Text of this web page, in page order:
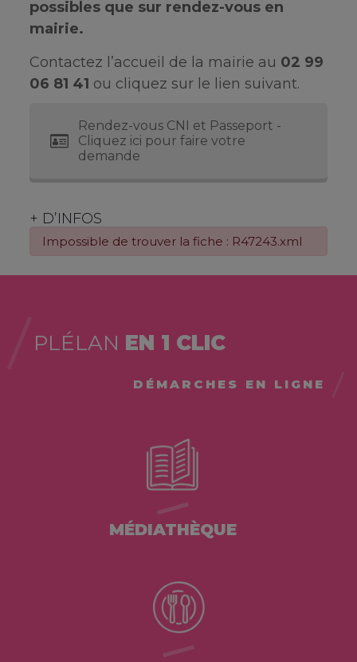
possibles que sur rendez-vous en
mairie.
Contactez l’accueil de la mairie au 02 99
06 81 41 ou cliquez sur le lien suivant.
Rendez-vous CNI et Passeport -
Cliquez ici pour faire votre
demande
+ D’INFOS
Impossible de trouver la fiche : R47243.xml
PLÉLAN EN 1 CLIC
DÉMARCHES EN LIGNE
MÉDIATHÈQUE